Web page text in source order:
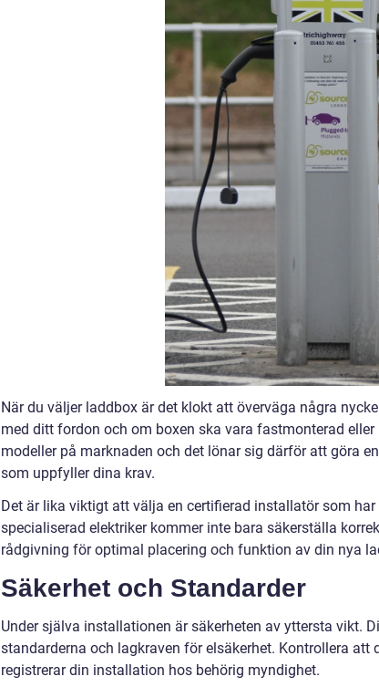
När du väljer laddbox är det klokt att överväga några
med ditt fordon och om boxen ska vara fastmonterad
modeller på marknaden och det lönar sig därför att göra
som uppfyller dina krav.
Det är lika viktigt att välja en certifierad installatör som
specialiserad elektriker kommer inte bara säkerställa
rådgivning för optimal placering och funktion av din nya
Säkerhet och Standarder
Under själva installationen är säkerheten av yttersta vikt.
standarderna och lagkraven för elsäkerhet. Kontrollera
registrerar din installation hos behörig myndighet.